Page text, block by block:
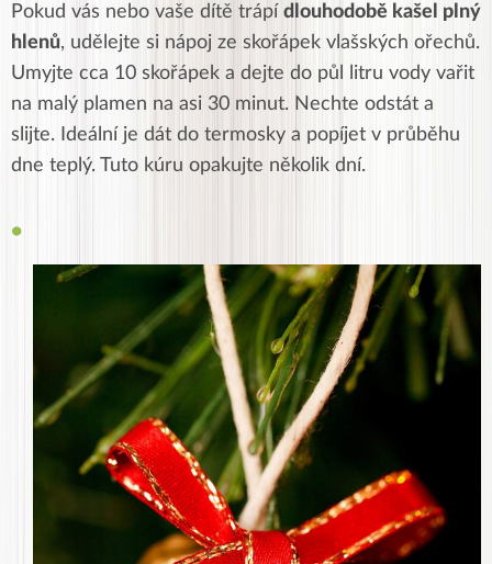
Pokud vás nebo vaše dítě trápí dlouhodobě kašel plný
hlenů, udělejte si nápoj ze skořápek vlašských ořechů.
Umyjte cca 10 skořápek a dejte do půl litru vody vařit
na malý plamen na asi 30 minut. Nechte odstát a
slijte. Ideální je dát do termosky a popíjet v průběhu
dne teplý. Tuto kúru opakujte několik dní.